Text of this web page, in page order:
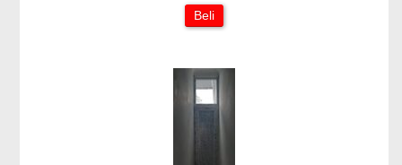
Beli